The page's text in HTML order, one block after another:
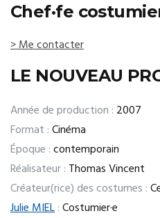
Chef·fe
> Me contacter
LE NOUVEAU
Année de production : 2007
Format :Cinéma
Époque :contemporain
Réalisateur : Thomas Vincent
Créateur(rice) des costumes :
Julie MIEL:Costumier·e